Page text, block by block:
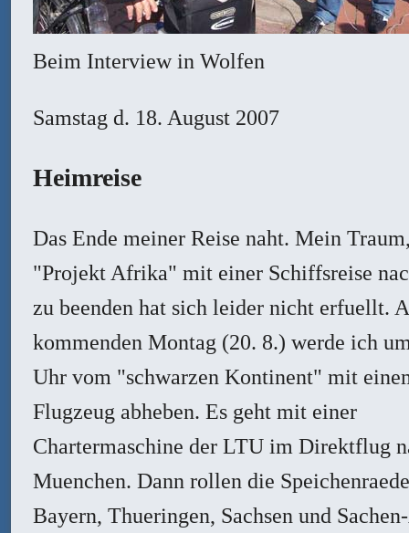
Beim Interview in Wolfen
Samstag d. 18. August 2007
Heimreise
Das Ende meiner Reise naht. Mein
"Projekt Afrika" mit einer Schiffsreise
zu beenden hat sich leider nicht erfuellt.
kommenden Montag (20. 8.) werde ich
Uhr vom "schwarzen Kontinent" mit
Flugzeug abheben. Es geht mit einer
Chartermaschine der LTU im Direktflug
Muenchen. Dann rollen die
Bayern, Thueringen, Sachsen und